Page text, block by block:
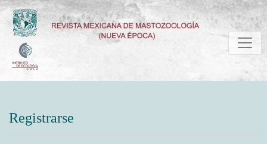
Registrarse
Registrarse